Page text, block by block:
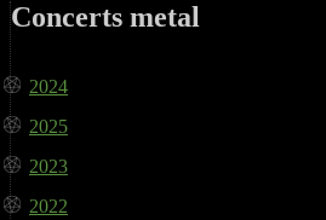
Concerts metal
2024
2025
2023
2022